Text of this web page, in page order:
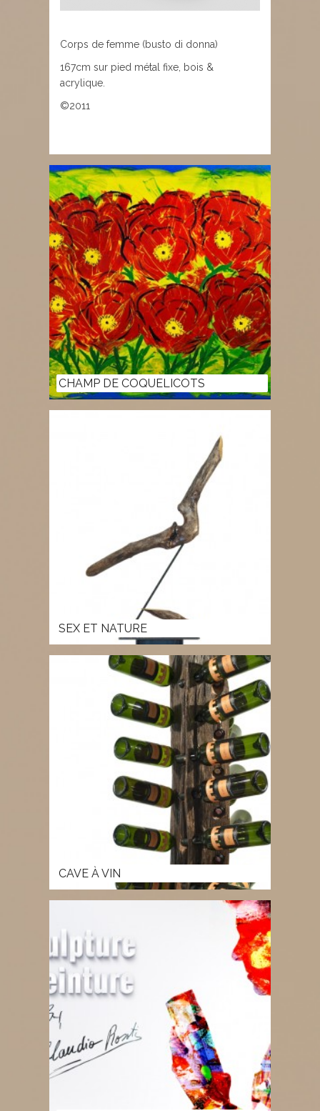
Corps de femme (busto di donna)
167cm sur pied métal fixe, bois &
acrylique.
©2011
CHAMP DE COQUELICOTS
SEX ET NATURE
CAVE À VIN